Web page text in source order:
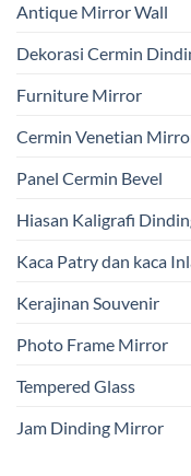
Antique Mirror Wall
Dekorasi Cermin
Furniture Mirror
Cermin Venetian
Panel Cermin Bevel
Hiasan Kaligrafi
Kaca Patry dan kaca
Kerajinan Souvenir
Photo Frame Mirror
Tempered Glass
Jam Dinding Mirror